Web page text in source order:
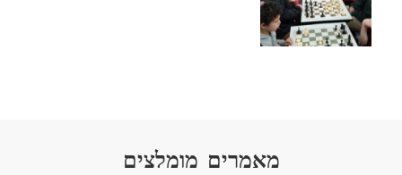
מאמרים מומלצים